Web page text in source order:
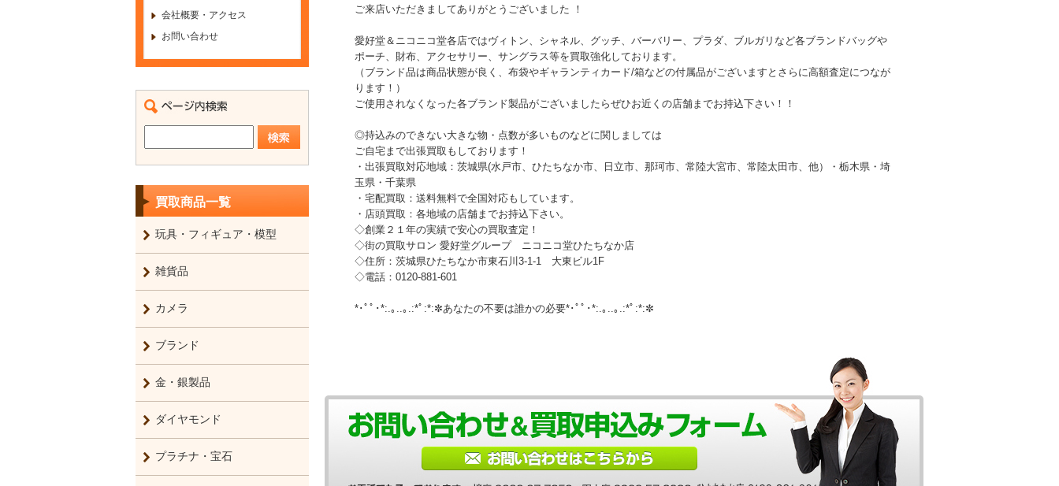
会社概要・アクセス
お問い合わせ
買取商品一覧
玩具・フィギュア・模型
雑貨品
カメラ
ブランド
金・銀製品
ダイヤモンド
プラチナ・宝石
ご来店いただきましてありがとうございました ！
愛好堂＆ニコニコ堂各店ではヴィトン、シャネル、グッチ、バーバリー、プラダ、ブルガリなど各ブランドバッグや
ポーチ、財布、アクセサリー、サングラス等を買取強化しております。
（ブランド品は商品状態が良く、布袋やギャランティカード/箱などの付属品がございますとさらに高額査定につなが
ります！）
ご使用されなくなった各ブランド製品がございましたらぜひお近くの店舗までお持込下さい！！
◎持込みのできない大きな物・点数が多いものなどに関しましては
ご自宅まで出張買取もしております！
・出張買取対応地域：茨城県(水戸市、ひたちなか市、日立市、那珂市、常陸大宮市、常陸太田市、他）・栃木県・埼
玉県・千葉県
・宅配買取：送料無料で全国対応もしています。
・店頭買取：各地域の店舗までお持込下さい。
◇創業２１年の実績で安心の買取査定！
◇街の買取サロン 愛好堂グループ ニコニコ堂ひたちなか店
◇住所：茨城県ひたちなか市東石川3-1-1 大東ビル1F
◇電話：0120-881-601
*･ﾟﾟ･*:.｡..｡.:*ﾟ:*:✼あなたの不要は誰かの必要*･ﾟﾟ･*:.｡..｡.:*ﾟ:*:✼